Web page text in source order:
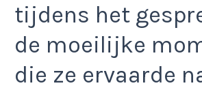
tijdens het
de moeilijke
die ze ervaarde